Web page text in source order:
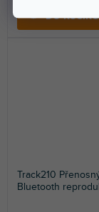
DO KOŠÍKU
Track210
Bluetooth